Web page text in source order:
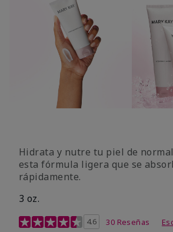
Hidrata y nutre tu piel de
esta fórmula ligera que se
rápidamente.
3 oz.
Calificación de clientes de 3,9 de 5
4.6 30 Reseñas